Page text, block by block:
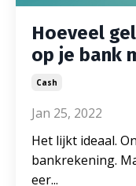
Hoeveel
op je bank
Cash
Jan 25, 2022
Het lijkt ideaal.
bankrekening.
eer...